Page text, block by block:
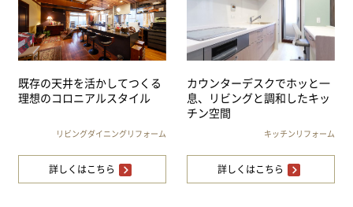
既存の天井を活かしてつくる
理想のコロニアルスタイル
リビングダイニングリフォーム
詳しくはこちら
カウンターデスクでホッと一
息、リビングと調和したキッ
チン空間
キッチンリフォーム
詳しくはこちら